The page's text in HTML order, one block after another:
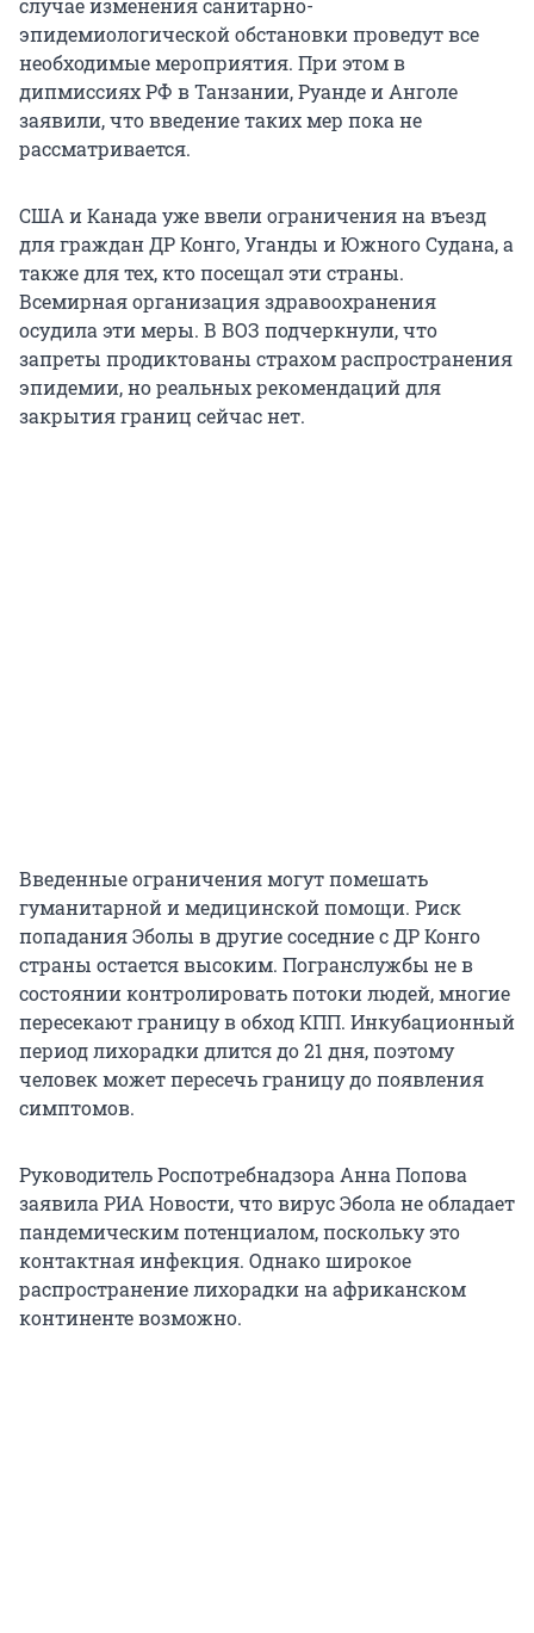
случае изменения санитарно-
эпидемиологической обстановки проведут все
необходимые мероприятия. При этом в
дипмиссиях РФ в Танзании, Руанде и Анголе
заявили, что введение таких мер пока не
рассматривается.
США и Канада уже ввели ограничения на въезд
для граждан ДР Конго, Уганды и Южного Судана, а
также для тех, кто посещал эти страны.
Всемирная организация здравоохранения
осудила эти меры. В ВОЗ подчеркнули, что
запреты продиктованы страхом распространения
эпидемии, но реальных рекомендаций для
закрытия границ сейчас нет.
Введенные ограничения могут помешать
гуманитарной и медицинской помощи. Риск
попадания Эболы в другие соседние с ДР Конго
страны остается высоким. Погранслужбы не в
состоянии контролировать потоки людей, многие
пересекают границу в обход КПП. Инкубационный
период лихорадки длится до 21 дня, поэтому
человек может пересечь границу до появления
симптомов.
Руководитель Роспотребнадзора Анна Попова
заявила РИА Новости, что вирус Эбола не обладает
пандемическим потенциалом, поскольку это
контактная инфекция. Однако широкое
распространение лихорадки на африканском
континенте возможно.